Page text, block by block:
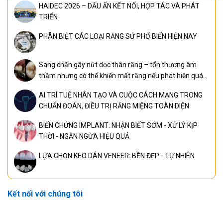
HAIDEC 2026 – DẤU ẤN KẾT NỐI, HỢP TÁC VÀ PHÁT
TRIỂN
PHÂN BIỆT CÁC LOẠI RĂNG SỨ PHỔ BIẾN HIỆN NAY
Sang chấn gây nứt dọc thân răng – tổn thương âm
thầm nhưng có thể khiến mất răng nếu phát hiện quá
AI TRÍ TUỆ NHÂN TẠO VÀ CUỘC CÁCH MẠNG TRONG
CHUẨN ĐOÁN, ĐIỀU TRỊ RĂNG MIỆNG TOÀN DIỆN
BIẾN CHỨNG IMPLANT: NHẬN BIẾT SỚM - XỬ LÝ KỊP
THỜI - NGĂN NGỪA HIỆU QUẢ
LỰA CHỌN KEO DÁN VENEER: BỀN ĐẸP - TỰ NHIÊN
Kết nối với chúng tôi